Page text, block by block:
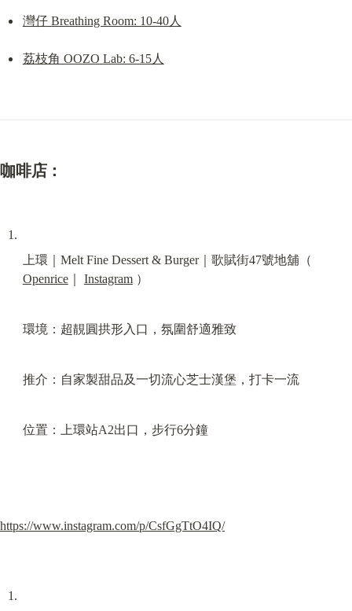
灣仔 Breathing Room: 10-40人
荔枝角 OOZO Lab: 6-15人
咖啡店：
Openrice｜ Instagram ）
環境：超靚圓拱形入口，氛圍舒適雅致
推介：自家製甜品及一切流心芝士漢堡，打卡一流
位置：上環站A2出口，步行6分鐘
https://www.instagram.com/p/CsfGgTtO4IQ/